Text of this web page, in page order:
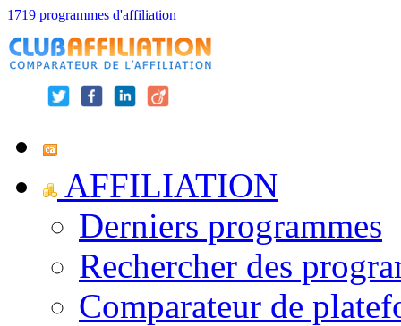
1719 programmes d'affiliation
AFFILIATION
Derniers programmes
Rechercher des
Comparateur de